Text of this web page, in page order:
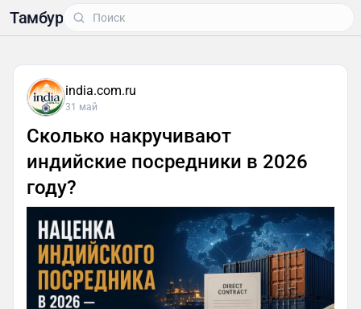
Тамбур
india.com.ru
31 май
Сколько накручивают
индийские посредники в 2026
году?